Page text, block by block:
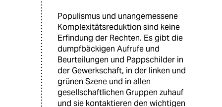
Populismus und unangemessene
Komplexitätsreduktion sind keine
Erfindung der Rechten. Es gibt die
dumpfbäckigen Aufrufe und
Beurteilungen und Pappschilder in
der Gewerkschaft, in der linken und
grünen Szene und in allen
gesellschaftlichen Gruppen zuhauf
und sie kontaktieren den wichtigen